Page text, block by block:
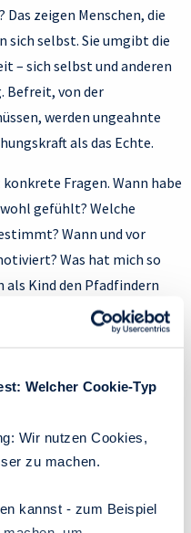
Welcher Cookie-Typ
Wir nutzen Cookies,
zu machen.
kannst - zum Beispiel
zeigen Menschen, die
sich selbst. Sie umgibt die
– sich selbst und anderen
Befreit, von der
werden ungeahnte
als das Echte.
Fragen. Wann habe
gefühlt? Welche
Wann und vor
Was hat mich so
als Kind den Pfadfindern
Jugend engagiert hat,
privaten Umfeld heimisch
ein Richtig und keinen
besten alleine arbeitet und
aufgestellt für Jobs in
was antreibt,